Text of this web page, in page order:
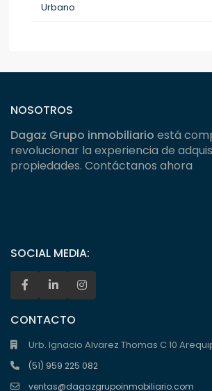
Urbano
NOSOTROS
Dagaz Grupo inmobiliario está
revolucionar la experiencia de
propiedades. Contáctanos ahora
SOCIAL MEDIA:
CONTACTO
Urb. Ignacio Alvarez Thomas C 10
(51) 959 225 082
ventas@dagazgrupoinmobiliario.com